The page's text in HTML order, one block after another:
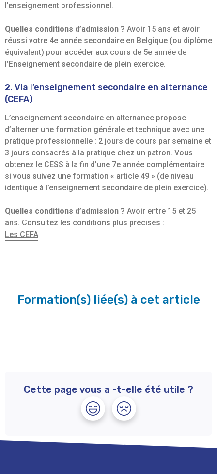
l’enseignement professionnel.
Quelles conditions d’admission ? Avoir 15 ans et avoir
réussi votre 4e année secondaire en Belgique (ou diplôme
équivalent) pour accéder aux cours de 5e année de
l’Enseignement secondaire de plein exercice.
2. Via l’enseignement secondaire en alternance
(CEFA)
L’enseignement secondaire en alternance propose
d’alterner une formation générale et technique avec une
pratique professionnelle : 2 jours de cours par semaine et
3 jours consacrés à la pratique chez un patron. Vous
obtenez le CESS à la fin d’une 7e année complémentaire
si vous suivez une formation « article 49 » (de niveau
identique à l’enseignement secondaire de plein exercice).
Quelles conditions d’admission ? Avoir entre 15 et 25
ans. Consultez les conditions plus précises :
Les CEFA
Formation(s) liée(s) à cet article
Cette page vous a -t-elle été utile ?